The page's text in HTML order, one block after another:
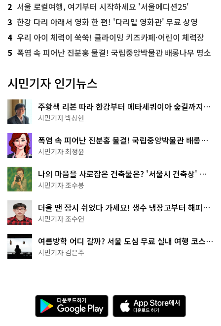
2 서울 로컬여행, 여기부터 시작하세요 '서울에디션25'
3 한강 다리 아래서 영화 한 편! '다리밑 영화관' 무료 상영
4 우리 아이 체력이 쑥쑥! 클라이밍 키즈카페·어린이 체력장
5 폭염 속 피어난 진분홍 물결! 국립중앙박물관 배롱나무 명소
시민기자 인기뉴스
주황색 리본 따라 한강부터 메타세쿼이아 숲길까지…
서울둘레길 15코스
시민기자 박상현
폭염 속 피어난 진분홍 물결! 국립중앙박물관 배롱나
무 명소
시민기자 최정윤
나의 마음을 사로잡은 건축물은? '서울시 건축상' 수
상작 공개!
시민기자 조수봉
더울 땐 잠시 쉬었다 가세요! 생수 냉장고부터 해피소
·무더위쉼터까지
시민기자 조수연
여름방학 어디 갈까? 서울 도심 무료 실내 여행 코스
추천
시민기자 김은주
다
운
로
A
p
p